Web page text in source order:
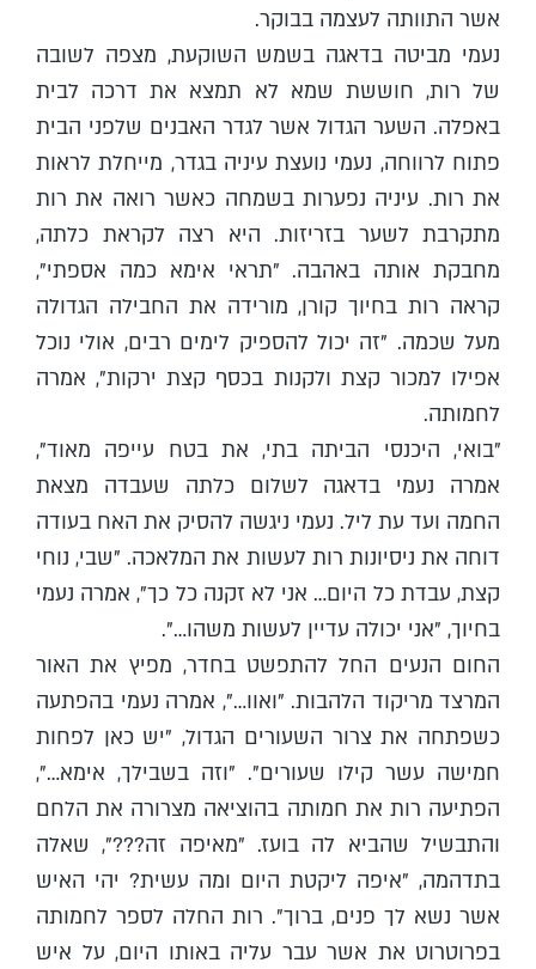
אשר התוותה לעצמה בבוקר.
נעמי מביטה בדאגה בשמש השוקעת, מצפה לשובה
של רות, חוששת שמא לא תמצא את דרכה לבית
באפלה. השער הגדול אשר לגדר האבנים שלפני הבית
פתוח לרווחה, נעמי נועצת עיניה בגדר, מייחלת לראות
את רות. עיניה נפערות בשמחה כאשר רואה את רות
מתקרבת לשער בזריזות. היא רצה לקראת כלתה,
מחבקת אותה באהבה. "תראי אימא כמה אספתי",
קראה רות בחיוך קורן, מורידה את החבילה הגדולה
מעל שכמה. "זה יכול להספיק לימים רבים, אולי נוכל
אפילו למכור קצת ולקנות בכסף קצת ירקות", אמרה
לחמותה.
"בואי, היכנסי הביתה בתי, את בטח עייפה מאוד",
אמרה נעמי בדאגה לשלום כלתה שעבדה מצאת
החמה ועד עת ליל. נעמי ניגשה להסיק את האח בעודה
דוחה את ניסיונות רות לעשות את המלאכה. "שבי, נוחי
קצת, עבדת כל היום… אני לא זקנה כל כך", אמרה נעמי
בחיוך, "אני יכולה עדיין לעשות משהו…".
החום הנעים החל להתפשט בחדר, מפיץ את האור
המרצד מריקוד הלהבות. "ואוו…", אמרה נעמי בהפתעה
כשפתחה את צרור השעורים הגדול, "יש כאן לפחות
חמישה עשר קילו שעורים". "וזה בשבילך, אימא…",
הפתיעה רות את חמותה בהוציאה מצרורה את הלחם
והתבשיל שהביא לה בועז. "מאיפה זה???", שאלה
בתדהמה, "איפה ליקטת היום ומה עשית? יהי האיש
אשר נשא לך פנים, ברוך". רות החלה לספר לחמותה
בפרוטרוט את אשר עבר עליה באותו היום, על איש